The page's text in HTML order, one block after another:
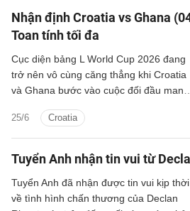
Nhận định Croatia vs Ghana
Toan tính tối đa
25/6 Croatia
Cục diện bảng L World Cup 2026 đang
trở nên vô cùng căng thẳng khi Croatia
và Ghana bước vào cuộc đối đầu mang
Field vào Chủ nhật tới. Với Ghana, chỉ
cần tránh thất bại là đủ để giành quyền
tiếp. Trong khi đó, Croatia buộc phải
giành chiến thắng nếu muốn chiếm lấy vị
trí thứ 2 của chính Ghana. Một kết quả
hòa sẽ giúp họ đi tiếp, nhưng chỉ với vị trí
Tuyển Anh nhận tin vui từ
Tuyển Anh đã nhận được tin vui kịp thời
về tình hình chấn thương của Declan